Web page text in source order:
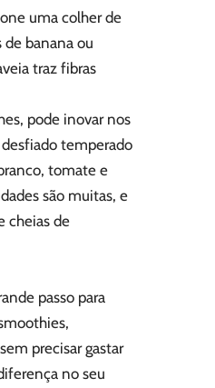
uma colher de
banana ou
traz fibras
pode inovar nos
temperado
tomate e
são muitas, e
cheias de
passo para
precisar gastar
no seu